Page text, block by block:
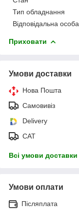
Тип обладнання
Відповідальна особа
Приховати
Умови доставки
Нова Пошта
Самовивіз
Delivery
САТ
Всі умови доставки
Умови оплати
Післяплата